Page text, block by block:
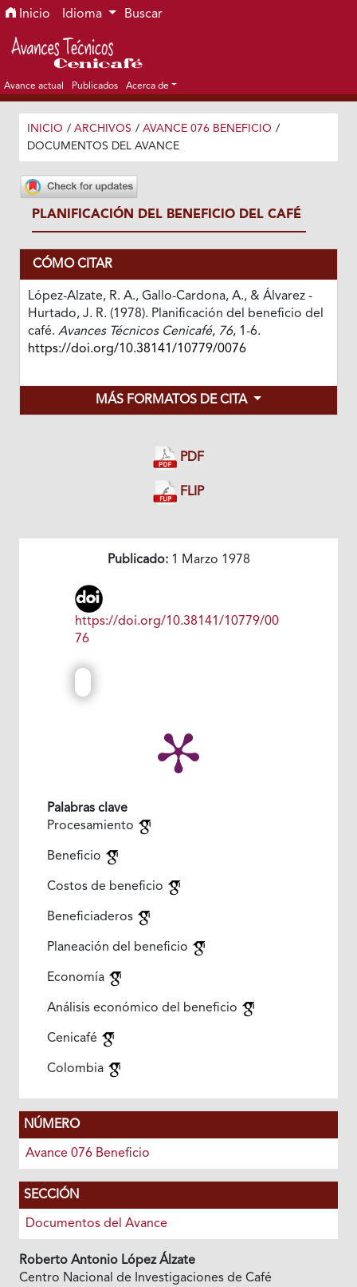
Ir al menú de navegación principal
Ir al contenido principal
Ir al pie de página del sitio
Inicio Idioma Buscar
Avance actual Publicados Acerca de
INICIO / ARCHIVOS / AVANCE 076 BENEFICIO /
DOCUMENTOS DEL AVANCE
PLANIFICACIÓN DEL BENEFICIO DEL CAFÉ
CÓMO CITAR
López-Alzate, R. A., Gallo-Cardona, A., & Álvarez -
Hurtado, J. R. (1978). Planificación del beneficio del
café. Avances Técnicos Cenicafé, 76, 1-6.
https://doi.org/10.38141/10779/0076
MÁS FORMATOS DE CITA
PDF
FLIP
Publicado:1 Marzo 1978
https://doi.org/10.38141/10779/00
76
Palabras clave
Procesamiento
Beneficio
Costos de beneficio
Beneficiaderos
Planeación del beneficio
Economía
Análisis económico del beneficio
Cenicafé
Colombia
NÚMERO
Avance 076 Beneficio
SECCIÓN
Documentos del Avance
Roberto Antonio López Álzate
Centro Nacional de Investigaciones de Café